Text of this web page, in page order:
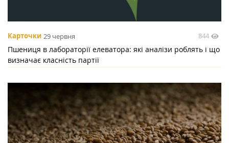
Карточки 29 червня 844
Пшениця в лабораторії елеватора: які аналізи роблять і що
визначає класність партії